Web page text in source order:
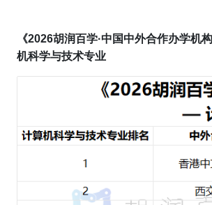
《2026胡润百学·中国中外合作办学机
机科学与技术专业